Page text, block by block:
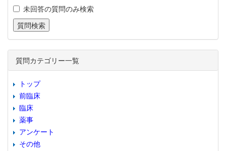
未回答の質問のみ検索
質問カテゴリー一覧
トップ
前臨床
臨床
薬事
アンケート
その他